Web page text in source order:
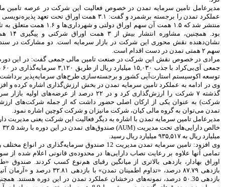
آخرین خبرها
راهکارهای اتصال بازار بیمه با
بازار سرمایه بررسی می شود
روایتی تازه از زندگی پدر مینیاتور
ایران با حمایت بانک پاسارگاد+
پیروزی ترامپ، بورس ایران را
سرخ پوش کرد
بیمه رازی اولین شرکت ایرانی با
رتبه اعتباری بین المللی
سهامداران، صورت های مالی
موسسه کوثر را تصویب کردند
پیش بینی رشد 29 درصدی
درآمدهای مالیاتی در سال 95
هنرمندان، نویسندگان و روزنامه
نگاران بیمه تکمیلی می شوند
تغییر رییس بورس به مذاق
سهامداران خوش آمد
سکان بورس راچه کسی تحویل
در عرصه تامین مالی و انتشار اوراق،
برشمرد و گفت: ۳.۱ همت اوراق تحت تعهد پذیره‌نویسی و بازارگردانی تمدن
منتشر شد که ۱.۵ همت آن سهم اوراق دولتی و شهرداری‌ها و ۱.۶ همت متعلق به تامین مالی شرکت‌ها
بود. همچنین، مشاوره انتشار بیش از ۳ همت اوراق شرکتی و پیگیری ۱۴ همت انتشار صکوک،
دو مشارکت در سندیکاهای بزرگ نیز با
گفت: در این دوره پلتفرم تامین مالی
جمعی آی‌بی‌کراد با جذب ۱۵,۰۳۰ میلیارد ریال از طریق ۳,۱۲۰ سرمایه‌گذاری در ۶۰ طرح، گامی مؤثر در
سرمایه‌پذیر برداشت.
اشاره کرده و افزود: تمدن در یکسال
گذشته ۷ شرکت را ارزش‌گذاری کرد و در ۲۲ درصد از عرضه‌های اولیه بازار سرمایه (۵ مورد از ۲۳
از جمله شرکت‌های ارزشگذاری شده توسط
کوچین اشاره نمود.
این شرکت یعنی مدیریت دارایی‌ها افزود: ارزش
خالص دارایی‌های تحت مدیریت (AUM) صندوق‌های تمدن در این دوره با رشد ۳۲.۵ درصدی، از ۷۰۷,۴۲۴
تمدن مدیریت 12 صندوق سرمایه‌گذاری در انواع مختلف را عهده‌دار است که
قانونی اعلام شده از سوی سازمان بورس و
کسب کردند. صندوق «طلای تابان تمدن» با
بازدهی ۸۷.۷۹ درصد، «تداوم اطمینان تمدن» با بازدهی ۳۲.۸۱ درصد و «آرمان آتیه درخشان مس» با
تمدن در این دوره هستند. همچنین در موضوع جذب